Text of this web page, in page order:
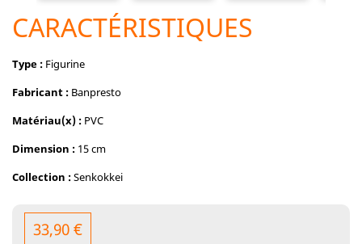
CARACTÉRISTIQUES
Type : Figurine
Fabricant : Banpresto
Matériau(x) : PVC
Dimension : 15 cm
Collection :Senkokkei
33,90 €